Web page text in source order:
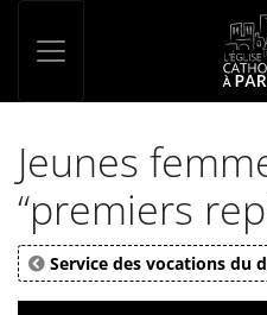
Jeunes
“premiers
Service des vocations du
Panneau de gestion des